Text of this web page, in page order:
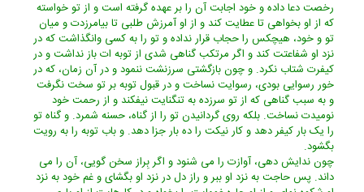
رخصت دعا داده و خود اجابت آن را بر عهده گرفته است و از تو خواسته
که از او بخواهى تا عطایت کند و از او آمرزش طلبى تا بیامرزدت و میان
تو و خود، هیچکس را حجاب قرار نداده و تو را به کسى وانگذاشت که در
نزد او شفاعتت کند و اگر مرتکب گناهى شدى از توبه ات باز نداشت و در
کیفرت شتاب نکرد. و چون بازگشتى سرزنشت ننمود و در آن زمان، که در
خور رسوایى بودى، رسوایت نساخت و در قبول توبه بر تو سخت نگرفت
و به سبب گناهى که از تو سرزده به تنگنایت نیفکند و از رحمت خود
نومیدت نساخت. بلکه روى گردانیدن تو را از گناه، حسنه شمرد. و گناه تو
را یک بار کیفر دهد و کار نیکت را ده بار جزا دهد. و باب توبه را به رویت
بگشود.
چون ندایش دهى، آوازت را مى شنود و اگر بِراز سخن گویى، آن را مى
داند. پس حاجت به نزد او ببر و راز دل در نزد او بگشاى و غم خود به نزد